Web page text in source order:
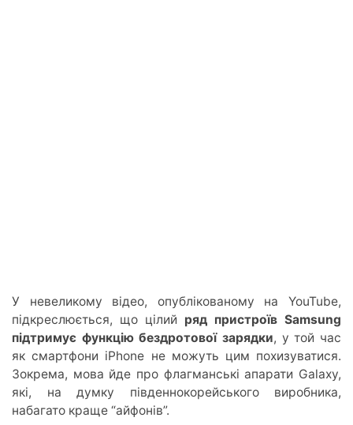
У невеликому відео, опублікованому на YouTube,
підкреслюється, що цілий ряд пристроїв Samsung
підтримує функцію бездротової зарядки, у той час
як смартфони iPhone не можуть цим похизуватися.
Зокрема, мова йде про флагманські апарати Galaxy,
які, на думку південнокорейського виробника,
набагато краще “айфонів”.